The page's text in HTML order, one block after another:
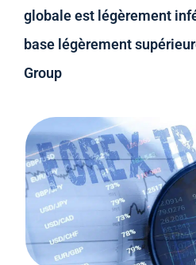
globale est légèrement
base légèrement
Group